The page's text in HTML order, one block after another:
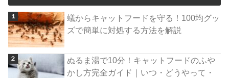
蟻からキャットフードを守る！100均グッ
ズで簡単に対処する方法を解説
ぬるま湯で10分！キャットフードのふや
かし方完全ガイド｜いつ・どうやって・